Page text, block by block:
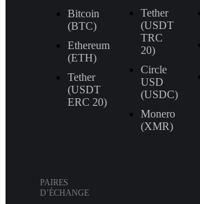
Bitcoin
(BTC)
Ethereum
(ETH)
Tether
(USDT
ERС 20)
Tether
(USDT
TRС
20)
Circle
USD
(USDC)
Monero
(XMR)
PAIRES
D’ÉCHANGE